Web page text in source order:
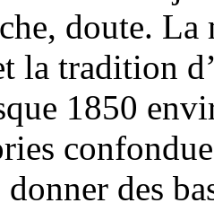
doute. La
la tradition
1850
des